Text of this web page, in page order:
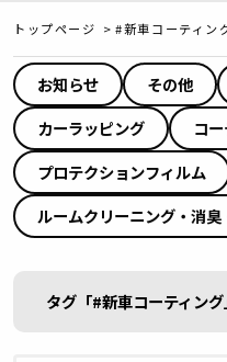
トップページ > #新車コーティン
お知らせ その他
カーラッピング
コ
プロテクションフィルム
ルームクリーニング・消臭
タグ「#新車コーティング